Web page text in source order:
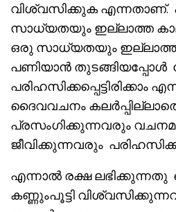
വിശ്വസിക്കുക എന്നതാണ്.
സാധ്യതയും ഇല്ലാത്ത
ഒരു സാധ്യതയും
പണിയാൻ
പരിഹസിക്കപ്പെട്ടിരിക്കാം
ദൈവവചനം
പ്രസംഗിക്കുന്നവരും
ജീവിക്കുന്നവരും
എന്നാൽ രക്ഷ
കണ്ണുംപൂട്ടി